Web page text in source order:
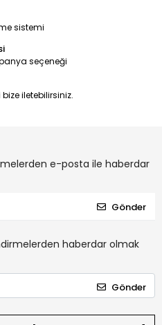
sistemi
seçeneği
iletebilirsiniz.
e-posta ile haberdar
Gönder
haberdar olmak
Gönder